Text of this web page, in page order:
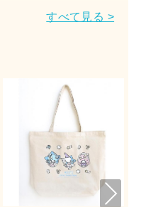
すべて見る >
Nex